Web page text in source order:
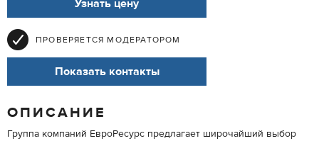
Узнать цену
ПРОВЕРЯЕТСЯ МОДЕРАТОРОМ
Показать контакты
ОПИСАНИЕ
Группа компаний ЕвроРесурс предлагает широчайший выбор